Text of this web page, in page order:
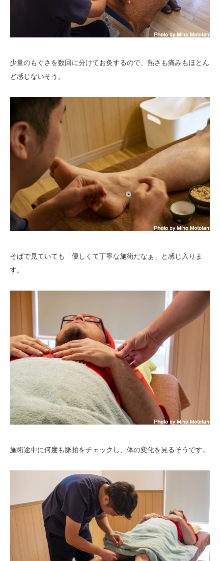
少量のもぐさを数回に分けてお灸するので、熱さも痛みもほとん
ど感じないそう。
そばで見ていても「優しくて丁寧な施術だなぁ」と感じ入りま
す。
施術途中に何度も脈拍をチェックし、体の変化を見るそうです。